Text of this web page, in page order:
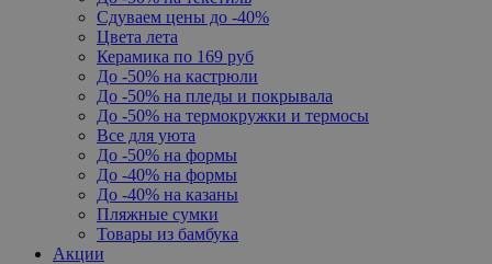
Сдуваем цены до -40%
Цвета лета
Керамика по 169 руб
До -50% на кастрюли
До -50% на пледы и покрывала
До -50% на термокружки и термосы
Все для уюта
До -50% на формы
До -40% на формы
До -40% на казаны
Пляжные сумки
Товары из бамбука
Акции